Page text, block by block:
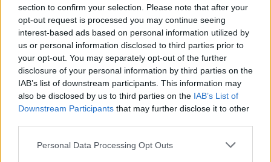
section to confirm your selection. Please note that after your
opt-out request is processed you may continue seeing
interest-based ads based on personal information utilized by
us or personal information disclosed to third parties prior to
your opt-out. You may separately opt-out of the further
disclosure of your personal information by third parties on the
IAB’s list of downstream participants. This information may
also be disclosed by us to third parties on the IAB’s List of
Downstream Participants that may further disclose it to other
Personal Data Processing Opt Outs
Visi įrašai
Žiūrimiausi įrašai
Pateikė daugiau detalių apie iš tėvų paimtus šešis
vaikus: jiems kilusi grėsmė